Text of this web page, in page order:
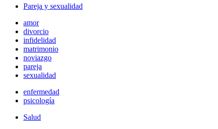
Pareja y sexualidad
amor
divorcio
infidelidad
matrimonio
noviazgo
pareja
sexualidad
enfermedad
psicología
Salud